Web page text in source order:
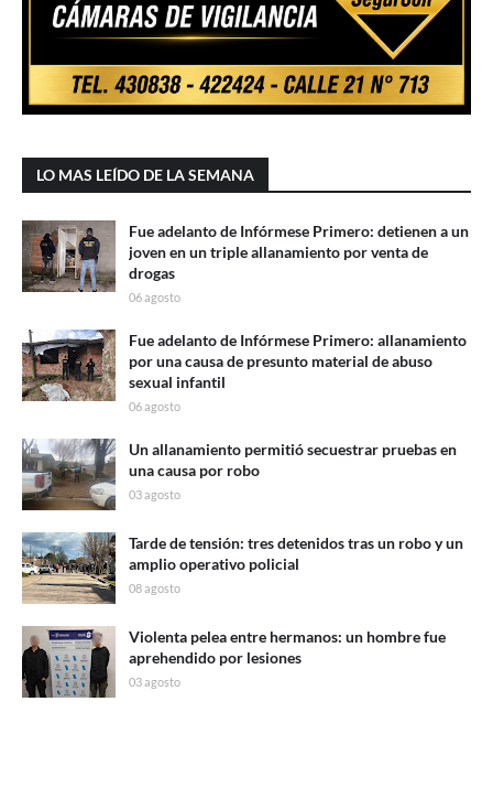
LO MAS LEÍDO DE LA SEMANA
Fue adelanto de Infórmese Primero: detienen a un
joven en un triple allanamiento por venta de
drogas
06 agosto
Fue adelanto de Infórmese Primero: allanamiento
por una causa de presunto material de abuso
sexual infantil
06 agosto
Un allanamiento permitió secuestrar pruebas en
una causa por robo
03 agosto
Tarde de tensión: tres detenidos tras un robo y un
amplio operativo policial
08 agosto
Violenta pelea entre hermanos: un hombre fue
aprehendido por lesiones
03 agosto